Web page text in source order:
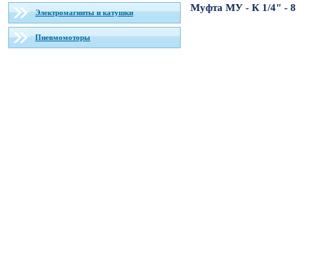
Электромагниты и катушки
Пневмомоторы
Муфта МУ - К 1/4" - 8